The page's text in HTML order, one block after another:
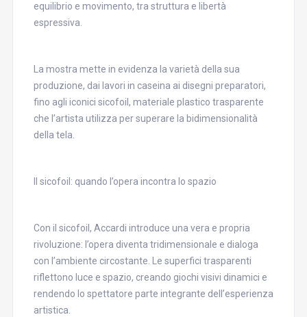
equilibrio e movimento, tra struttura e libertà
espressiva.
La mostra mette in evidenza la varietà della sua
produzione, dai lavori in caseina ai disegni preparatori,
fino agli iconici sicofoil, materiale plastico trasparente
che l’artista utilizza per superare la bidimensionalità
della tela.
Il sicofoil: quando l’opera incontra lo spazio
Con il sicofoil, Accardi introduce una vera e propria
rivoluzione: l’opera diventa tridimensionale e dialoga
con l’ambiente circostante. Le superfici trasparenti
riflettono luce e spazio, creando giochi visivi dinamici e
rendendo lo spettatore parte integrante dell’esperienza
artistica.